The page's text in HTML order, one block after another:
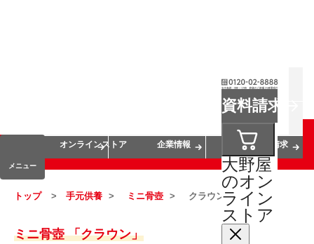
資料請求
大野屋
のオン
ライン
ストア
メニュー
会員サービス
オンラインストア
企業情報 資料請求
トップ 手元供養 ミニ骨壺 クラウン
ミニ骨壺 「クラウン」